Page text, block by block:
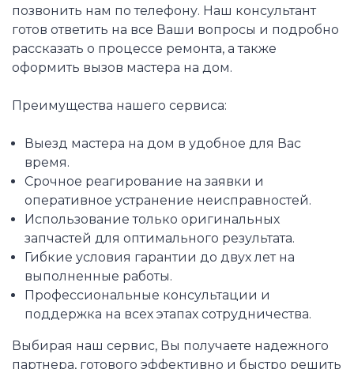
позвонить нам по телефону. Наш консультант
готов ответить на все Ваши вопросы и подробно
рассказать о процессе ремонта, а также
оформить вызов мастера на дом.
Преимущества нашего сервиса:
Выезд мастера на дом в удобное для Вас
время.
Срочное реагирование на заявки и
оперативное устранение неисправностей.
Использование только оригинальных
запчастей для оптимального результата.
Гибкие условия гарантии до двух лет на
выполненные работы.
Профессиональные консультации и
поддержка на всех этапах сотрудничества.
Выбирая наш сервис, Вы получаете надежного
партнера, готового эффективно и быстро решить